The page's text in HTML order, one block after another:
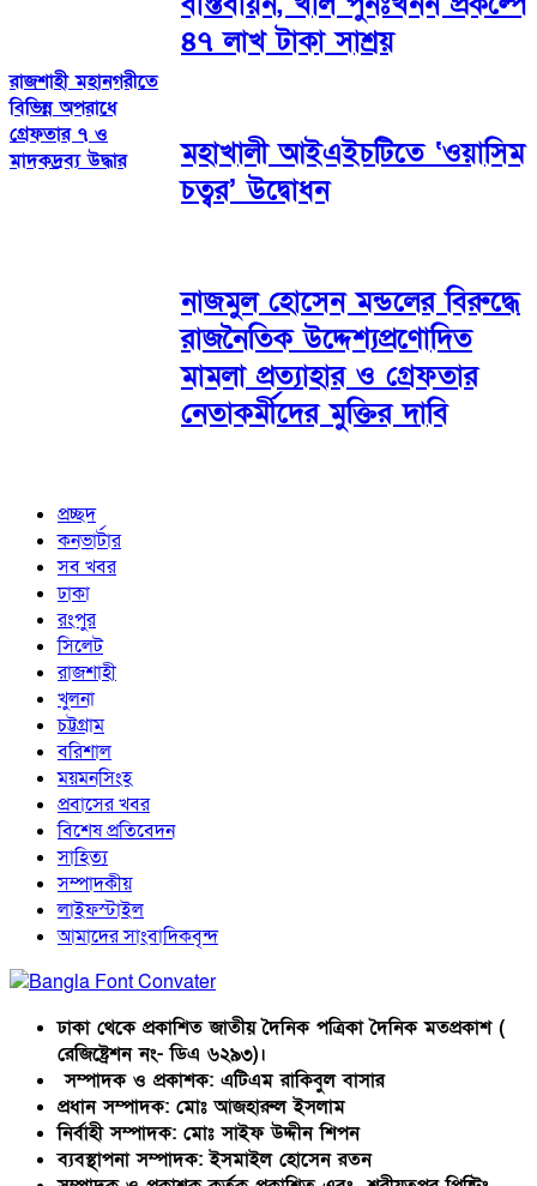
রাজশাহী মহানগরীতে
বিভিন্ন অপরাধে
গ্রেফতার ৭ ও
মাদকদ্রব্য উদ্ধার
৪৭ লাখ টাকা সাশ্রয়
মহাখালী আইএইচটিতে ‘ওয়াসিম
চত্বর’ উদ্বোধন
নাজমুল হোসেন মন্ডলের বিরুদ্ধে
রাজনৈতিক উদ্দেশ্যপ্রণোদিত
মামলা প্রত্যাহার ও গ্রেফতার
নেতাকর্মীদের মুক্তির দাবি
প্রচ্ছদ
কনভার্টার
সব খবর
ঢাকা
রংপুর
সিলেট
রাজশাহী
খুলনা
চট্টগ্রাম
বরিশাল
ময়মনসিংহ
প্রবাসের খবর
বিশেষ প্রতিবেদন
সাহিত্য
সম্পাদকীয়
লাইফস্টাইল
আমাদের সাংবাদিকবৃন্দ
ঢাকা থেকে প্রকাশিত জাতীয় দৈনিক পত্রিকা দৈনিক মতপ্রকাশ (
রেজিষ্ট্রেশন নং- ডিএ ৬২৯৩)।
সম্পাদক ও প্রকাশক: এটিএম রাকিবুল বাসার
প্রধান সম্পাদক: মোঃ আজহারুল ইসলাম
নির্বাহী সম্পাদক: মোঃ সাইফ উদ্দীন শিপন
ব্যবস্থাপনা সম্পাদক: ইসমাইল হোসেন রতন